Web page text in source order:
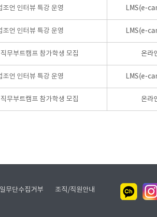
언 인터뷰 특강 운영 LMS(e-
언 인터뷰 특강 운영 LMS(e-
무부트캠프 참가학생 모집 온라
언 인터뷰 특강 운영 LMS(e-
무부트캠프 참가학생 모집 온라
무단수집거부 조직/직원안내